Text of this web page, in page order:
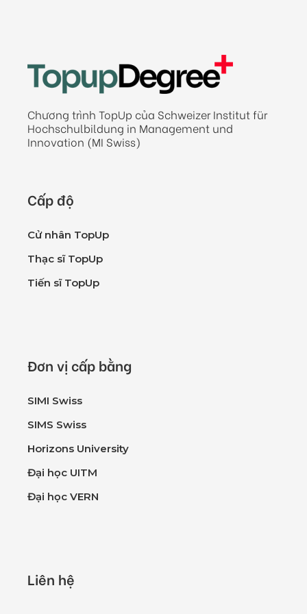
Chương trình TopUp của Schweizer Institut für
Hochschulbildung in Management und
Innovation (MI Swiss)
Cấp độ
Cử nhân TopUp
Thạc sĩ TopUp
Tiến sĩ TopUp
Đơn vị cấp bằng
SIMI Swiss
SIMS Swiss
Horizons University
Đại học UITM
Đại học VERN
Liên hệ